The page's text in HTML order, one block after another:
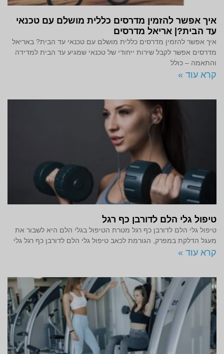
איך אפשר להזמין מדרסים כללית מושלם עם טכנאי
עד הבית?| אריאל מדרסים
איך אפשר להזמין מדרסים כללית מושלם עם טכנאי עד הבית? באריאל
מדרסים אפשר לקבל שירות ייחודי של טכנאי שמגיע עד הבית למדידה
והתאמה – כולל
קרא עוד »
טיפול גלי הלם לדורבן כף רגל
טיפול גלי הלם לדורבן כף רגל מטרת הטיפול בגלי הלם היא לשבור את
מעגל הדלקת במפרק, הגורמת לכאב טיפול גלי הלם לדורבן כף רגל גלי
קרא עוד »